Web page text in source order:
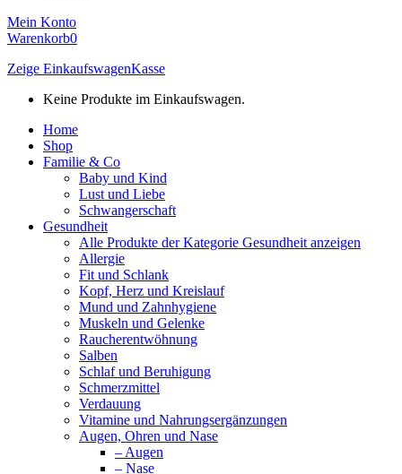
Mein Konto
Warenkorb0
Zeige EinkaufswagenKasse
Keine Produkte im Einkaufswagen.
Home
Shop
Familie & Co
Baby und Kind
Lust und Liebe
Schwangerschaft
Gesundheit
Alle Produkte der Kategorie Gesundheit anzeigen
Allergie
Fit und Schlank
Kopf, Herz und Kreislauf
Mund und Zahnhygiene
Muskeln und Gelenke
Raucherentwöhnung
Salben
Schlaf und Beruhigung
Schmerzmittel
Verdauung
Vitamine und Nahrungsergänzungen
Augen, Ohren und Nase
– Augen
– Nase